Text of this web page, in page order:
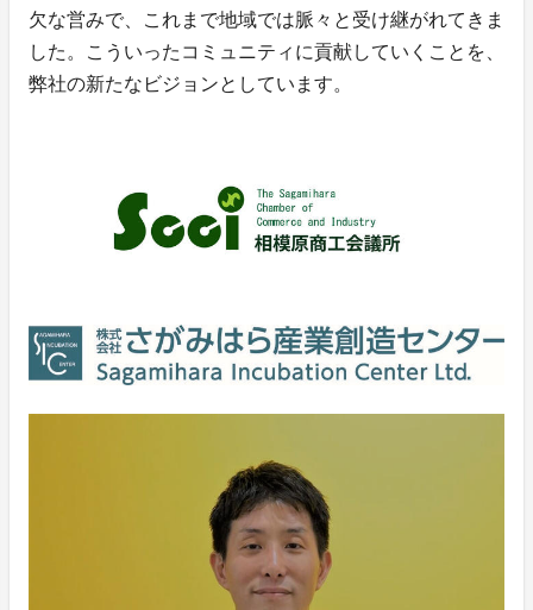
欠な営みで、これまで地域では脈々と受け継がれてきま
した。こういったコミュニティに貢献していくことを、
弊社の新たなビジョンとしています。